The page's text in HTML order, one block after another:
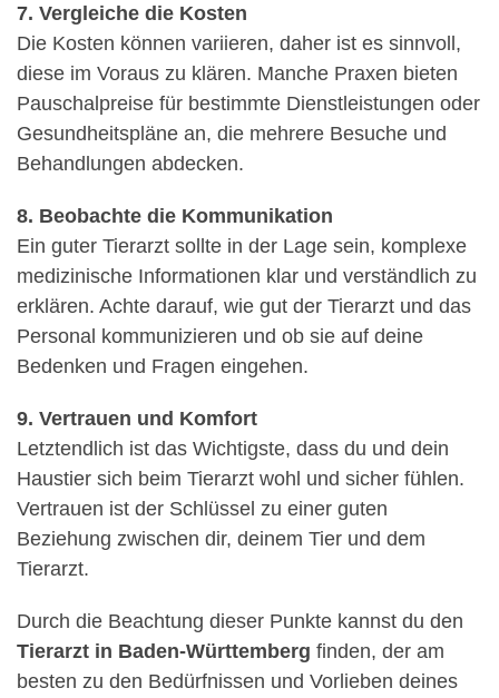
7. Vergleiche die Kosten
Die Kosten können variieren, daher ist es sinnvoll,
diese im Voraus zu klären. Manche Praxen bieten
Pauschalpreise für bestimmte Dienstleistungen oder
Gesundheitspläne an, die mehrere Besuche und
Behandlungen abdecken.
8. Beobachte die Kommunikation
Ein guter Tierarzt sollte in der Lage sein, komplexe
medizinische Informationen klar und verständlich zu
erklären. Achte darauf, wie gut der Tierarzt und das
Personal kommunizieren und ob sie auf deine
Bedenken und Fragen eingehen.
9. Vertrauen und Komfort
Letztendlich ist das Wichtigste, dass du und dein
Haustier sich beim Tierarzt wohl und sicher fühlen.
Vertrauen ist der Schlüssel zu einer guten
Beziehung zwischen dir, deinem Tier und dem
Tierarzt.
Durch die Beachtung dieser Punkte kannst du den
Tierarzt in Baden-Württemberg finden, der am
besten zu den Bedürfnissen und Vorlieben deines